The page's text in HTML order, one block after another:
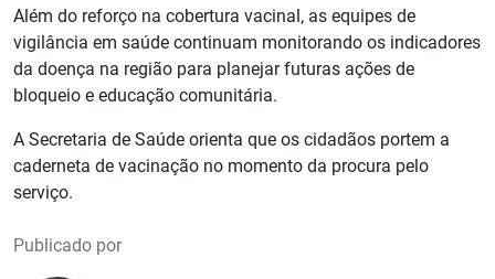
Além do reforço na cobertura vacinal, as equipes de
vigilância em saúde continuam monitorando os indicadores
da doença na região para planejar futuras ações de
bloqueio e educação comunitária.
A Secretaria de Saúde orienta que os cidadãos portem a
caderneta de vacinação no momento da procura pelo
serviço.
Publicado por